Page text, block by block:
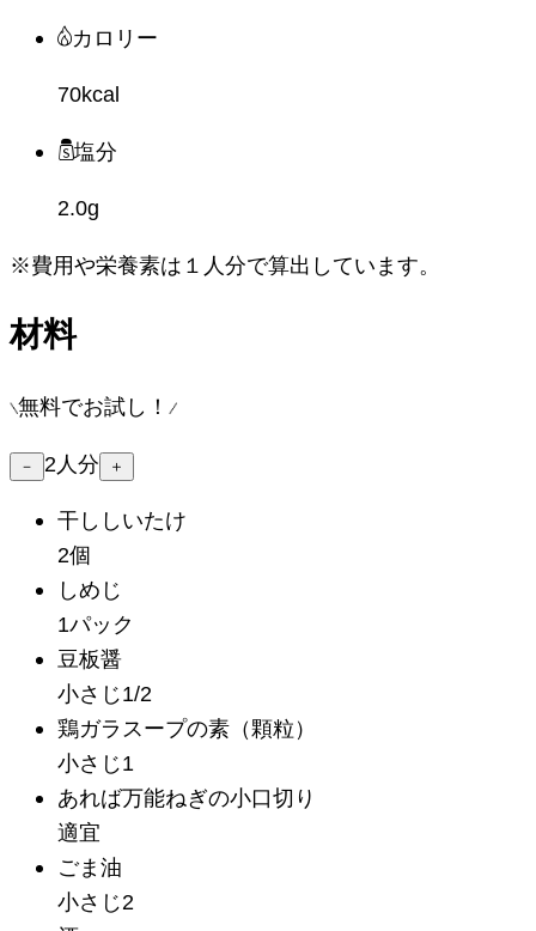
カロリー
70kcal
塩分
2.0g
※費用や栄養素は １人分で算出しています。
材料
無料でお試し！
－ 2 人分 ＋
干ししいたけ
2個
しめじ
1パック
豆板醤
小さじ1/2
鶏ガラスープの素 （顆粒）
小さじ1
あれば万能ねぎの小口切り
適宜
ごま油
小さじ2